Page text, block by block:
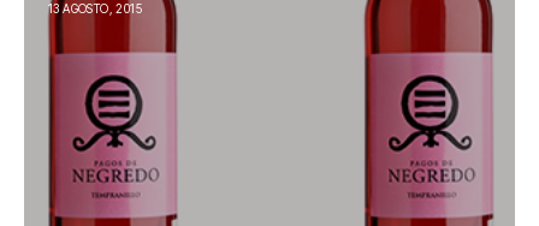
13 AGOSTO, 2015